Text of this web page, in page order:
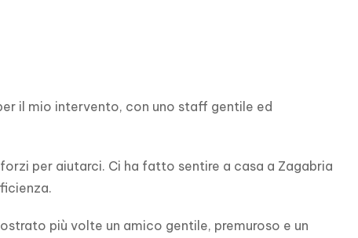
il mio intervento, con uno staff gentile ed
per aiutarci. Ci ha fatto sentire a casa a Zagabria
più volte un amico gentile, premuroso e un